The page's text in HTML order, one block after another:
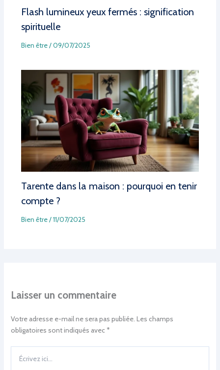
Flash lumineux yeux fermés : signification
spirituelle
Bien être/09/07/2025
Tarente dans la maison : pourquoi en tenir
compte ?
Bien être/11/07/2025
Laisser un commentaire
Votre adresse e-mail ne sera pas publiée. Les champs
obligatoires sont indiqués avec *
ici…